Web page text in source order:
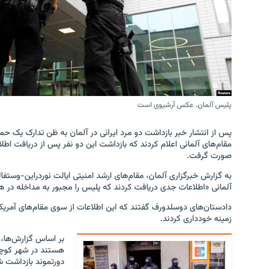
پلیس آلمان. عکس آرشیوی است
پس از انتشار خبر بازداشت دو مرد ایرانی در آلمان به ظن تدارک یک
مقام‌های آلمانی اعلام کردند که بازداشت این دو نفر پس از دریافت
صورت گرفت.
به گزارش خبرگزاری آلمان، مقام‌های ارشد امنیتی ایالت نوردراین-
آلمانی «اطلاعات جدی دریافت کردند که پلیس را مجبور به مداخله
دادستان‌های دوسلدورف گفتند که این اطلاعات از سوی مقام‌های
زمینه خودداری کردند.
هستند در شهر
دورتموند بازداشت